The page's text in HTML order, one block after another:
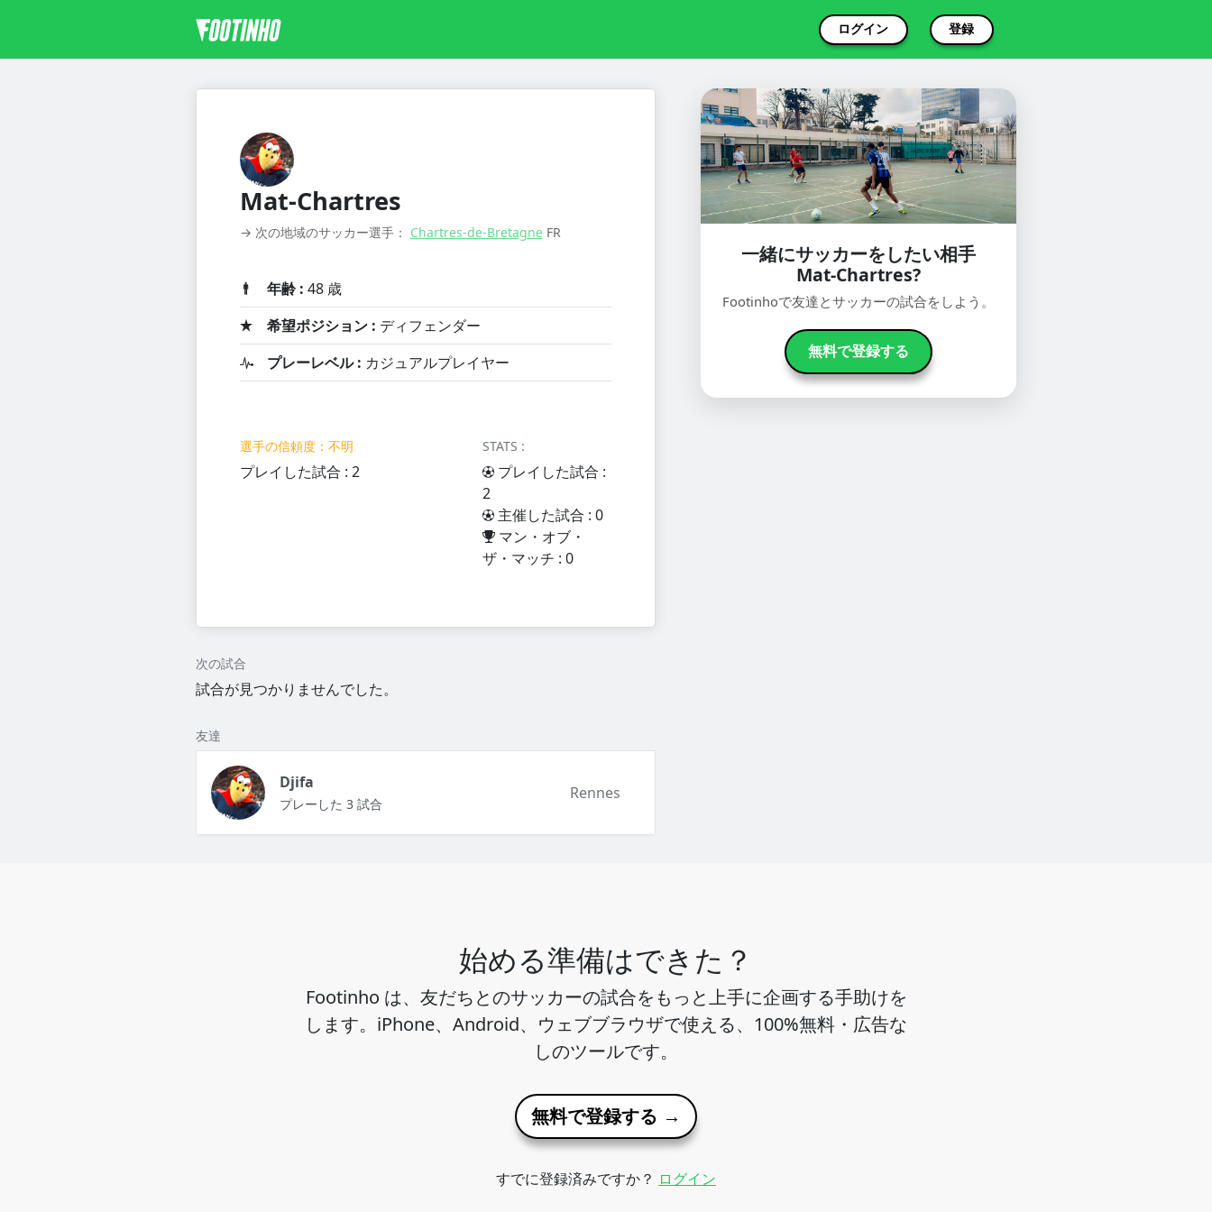
ログイン 登録
Mat-Chartres
→ 次の地域のサッカー選手： Chartres-de-BretagneFR
年齢 : 48 歳
希望ポジション : ディフェンダー
プレーレベル : カジュアルプレイヤー
選手の信頼度：不明
プレイした試合 : 2
STATS :
プレイした試合 :
2
主催した試合 : 0
マン・オブ・
ザ・マッチ : 0
一緒にサッカーをしたい相手
Mat-Chartres?
Footinhoで友達とサッカーの試合をしよう。
無料で登録する
次の試合
試合が見つかりませんでした。
友達
Djifa
プレーした 3 試合
Rennes
始める準備はできた？
Footinho は、友だちとのサッカーの試合をもっと上手に企画する手助けを
します。iPhone、Android、ウェブブラウザで使える、100%無料・広告な
しのツールです。
無料で登録する →
すでに登録済みですか？ ログイン